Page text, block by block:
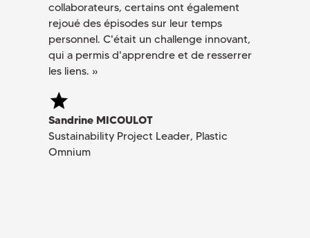
collaborateurs, certains ont également
rejoué des épisodes sur leur temps
personnel. C'était un challenge innovant,
qui a permis d'apprendre et de resserrer
les liens. »
Sandrine MICOULOT
Sustainability Project Leader, Plastic
Omnium